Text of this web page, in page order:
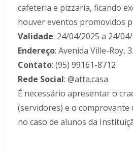
cafeteria e pizzaria, ficando
houver eventos promovidos
Validade: 24/04/2025 a 24/
Endereço: Avenida Ville-Roy,
Contato: (95) 99161-8712
Rede Social: @atta.casa
É necessário apresentar o
(servidores) e o comprovante
no caso de alunos da